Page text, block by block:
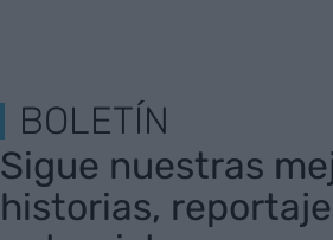
BOLETÍN
Sigue nuestras
historias,